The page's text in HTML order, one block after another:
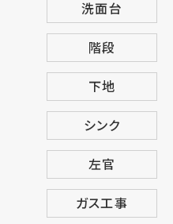
洗面台
階段
下地
シンク
左官
ガス工事